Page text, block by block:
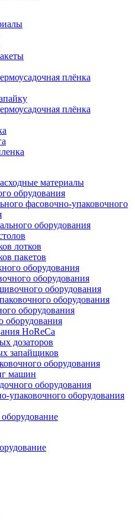
плёнка
плёнка
материалы
обрудования
фасовочно-упаковочного
оборудования
лотков
пакетов
оборудования
оборудования
оборудования
оборудования
оборудования
оборудования
HoReCa
дозаторов
запайщиков
оборудования
машин
оборудования
упаковочного оборудования